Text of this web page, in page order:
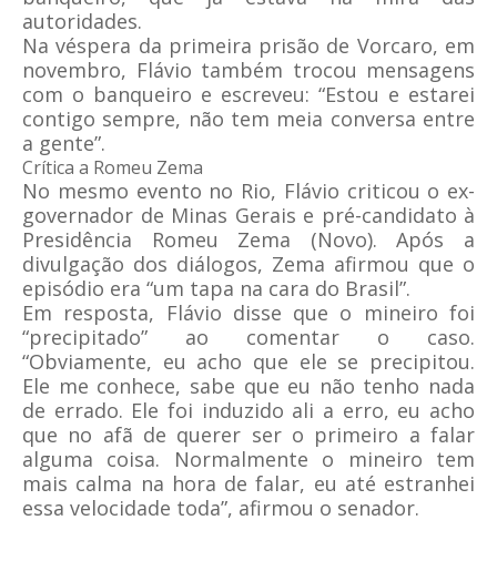
autoridades.
Na véspera da primeira prisão de Vorcaro, em
novembro, Flávio também trocou mensagens
com o banqueiro e escreveu: “Estou e estarei
contigo sempre, não tem meia conversa entre
a gente”.
Crítica a Romeu Zema
No mesmo evento no Rio, Flávio criticou o ex-
governador de Minas Gerais e pré-candidato à
Presidência Romeu Zema (Novo). Após a
divulgação dos diálogos, Zema afirmou que o
episódio era “um tapa na cara do Brasil”.
Em resposta, Flávio disse que o mineiro foi
“precipitado” ao comentar o caso.
“Obviamente, eu acho que ele se precipitou.
Ele me conhece, sabe que eu não tenho nada
de errado. Ele foi induzido ali a erro, eu acho
que no afã de querer ser o primeiro a falar
alguma coisa. Normalmente o mineiro tem
mais calma na hora de falar, eu até estranhei
essa velocidade toda”, afirmou o senador.